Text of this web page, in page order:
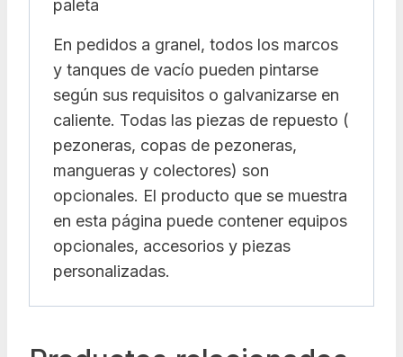
paleta
En pedidos a granel, todos los marcos
y tanques de vacío pueden pintarse
según sus requisitos o galvanizarse en
caliente. Todas las piezas de repuesto (
pezoneras, copas de pezoneras,
mangueras y colectores) son
opcionales. El producto que se muestra
en esta página puede contener equipos
opcionales, accesorios y piezas
personalizadas.